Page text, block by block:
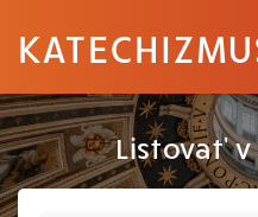
Listovať v